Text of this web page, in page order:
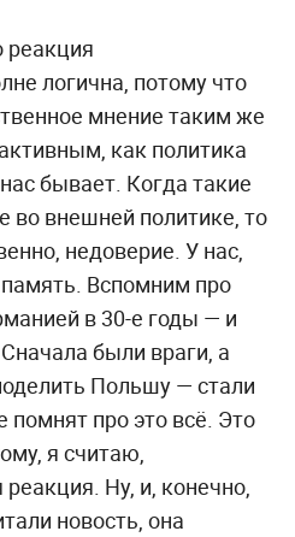
реакция
логична, потому что
мнение таким же
как политика
бывает. Когда такие
во внешней политике, то
недоверие. У нас,
память. Вспомним про
в 30-е годы — и
были враги, а
Польшу — стали
про это всё. Это
я считаю,
Ну, и, конечно,
новость, она